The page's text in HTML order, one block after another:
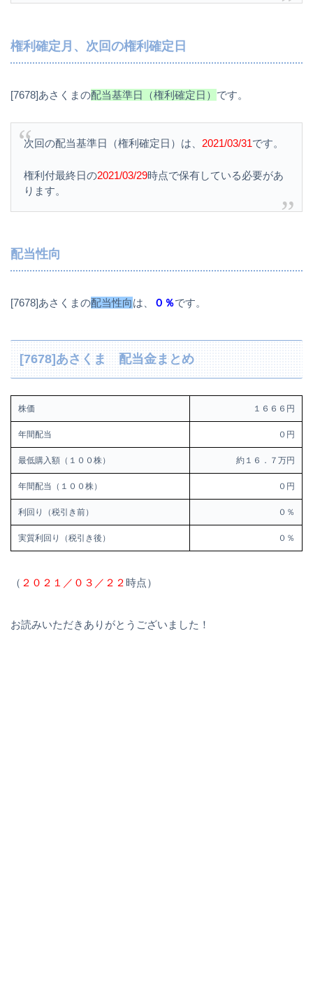
権利確定月、次回の権利確定日
[7678]あさくまの配当基準日（権利確定日） です。
次回の配当基準日（権利確定日）は、 2021/03/31です。
権利付最終日の2021/03/29時点で保有している必要があ
ります。
配当性向
[7678]あさくまの配当性向は、 ０％です。
[7678]あさくま 配当金まとめ
株価 １６６６円
年間配当 ０円
最低購入額（１００株） 約１６．７万円
年間配当（１００株） ０円
利回り（税引き前） ０％
実質利回り（税引き後） ０％
（ ２０２１／０３／２２時点）
お読みいただきありがとうございました！